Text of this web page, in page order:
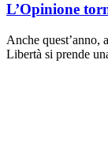
L’Opinione
Anche quest’anno,
Libertà si prende